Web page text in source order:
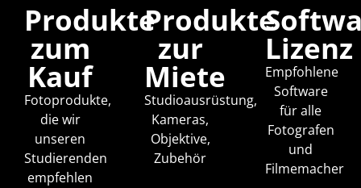
Produkte
zum
Kauf
Fotoprodukte,
die wir
unseren
Studierenden
empfehlen
Produkte
zur
Miete
Studioausrüstung,
Kameras,
Objektive,
Zubehör
Lizenz
Empfohlene
Software
für alle
Fotografen
und
Filmemacher